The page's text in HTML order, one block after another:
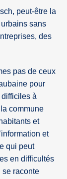
peut-être la
sans
des
pas de ceux
pour
à
commune
et
et
qui peut
en difficultés
se raconte